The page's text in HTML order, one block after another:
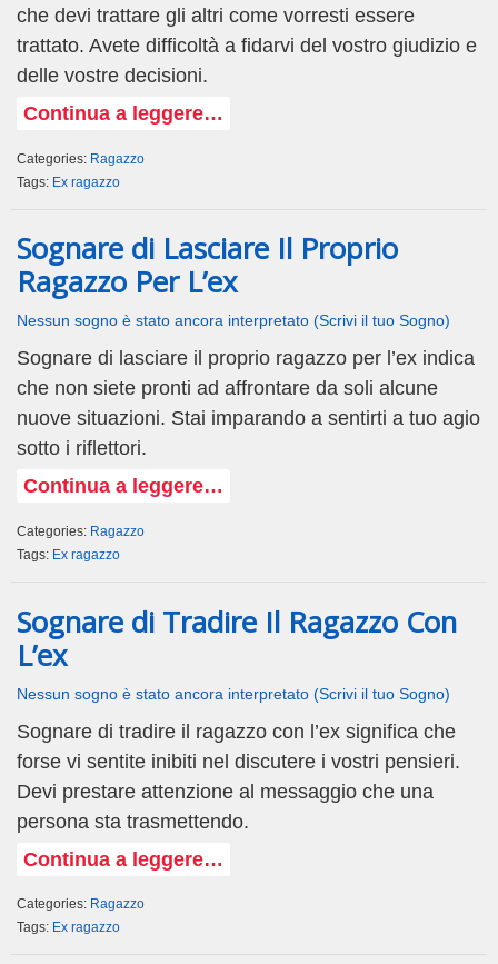
che devi trattare gli altri come vorresti essere
trattato. Avete difficoltà a fidarvi del vostro giudizio e
delle vostre decisioni.
Continua a leggere…
Categories: Ragazzo
Tags: Ex ragazzo
Sognare di Lasciare Il Proprio
Ragazzo Per L’ex
Nessun sogno è stato ancora interpretato (Scrivi il tuo Sogno)
Sognare di lasciare il proprio ragazzo per l’ex indica
che non siete pronti ad affrontare da soli alcune
nuove situazioni. Stai imparando a sentirti a tuo agio
sotto i riflettori.
Continua a leggere…
Categories: Ragazzo
Tags: Ex ragazzo
Sognare di Tradire Il Ragazzo Con
L’ex
Nessun sogno è stato ancora interpretato (Scrivi il tuo Sogno)
Sognare di tradire il ragazzo con l’ex significa che
forse vi sentite inibiti nel discutere i vostri pensieri.
Devi prestare attenzione al messaggio che una
persona sta trasmettendo.
Continua a leggere…
Categories: Ragazzo
Tags: Ex ragazzo